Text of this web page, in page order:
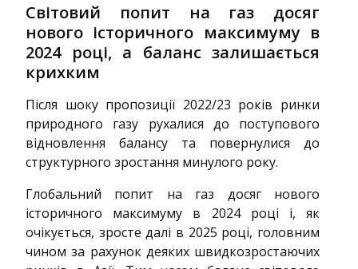
Світовий попит на газ досяг
нового історичного максимуму в
2024 році, а баланс залишається
крихким
Після шоку пропозиції 2022/23 років ринки
природного газу рухалися до поступового
відновлення балансу та повернулися до
структурного зростання минулого року.
Глобальний попит на газ досяг нового
історичного максимуму в 2024 році і, як
очікується, зросте далі в 2025 році, головним
чином за рахунок деяких швидкозростаючих